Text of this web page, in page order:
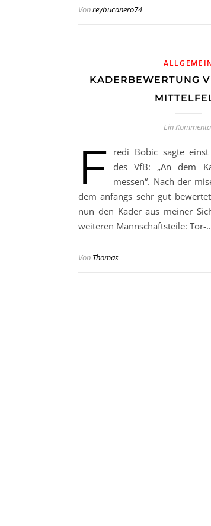
Vonreybucanero74
KADERBEWERTUNG
Ein
F redi Bobic sagte
des VfB: „An dem
messen“. Nach der
dem anfangs sehr gut
nun den Kader aus meiner
weiteren Mannschaftsteile: Tor-
Von Thomas